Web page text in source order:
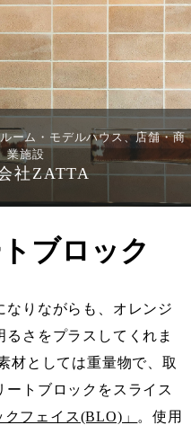
ーム・モデルハウス、店舗・商
業施設
社ZATTA
ブロック
なりながらも、オレンジ
さをプラスしてくれま
材としては重量物で、取
ートブロックをスライス
クフェイス(BLO)」 。使用